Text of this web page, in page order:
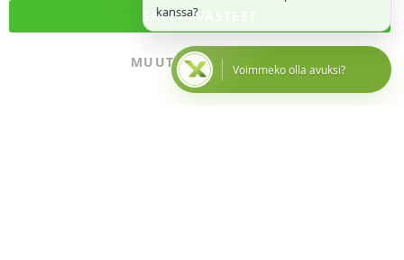
kanssa?
Voimmeko olla avuksi?
SALLI EVÄSTEET
MUUTA ASETUKSIA